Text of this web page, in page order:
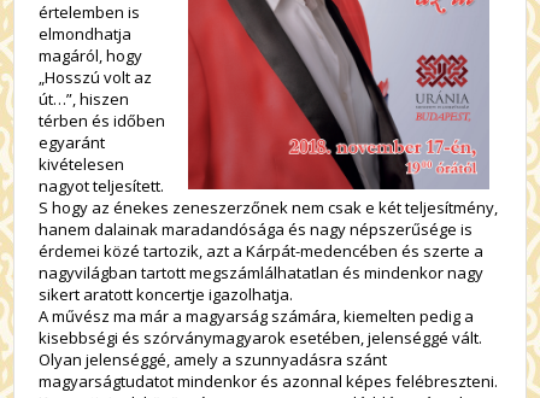
értelemben is
elmondhatja
magáról, hogy
„Hosszú volt az
út…”, hiszen
térben és időben
egyaránt
kivételesen
nagyot teljesített.
S hogy az énekes zeneszerzőnek nem csak e két teljesítmény,
hanem dalainak maradandósága és nagy népszerűsége is
érdemei közé tartozik, azt a Kárpát-medencében és szerte a
nagyvilágban tartott megszámlálhatatlan és mindenkor nagy
sikert aratott koncertje igazolhatja.
A művész ma már a magyarság számára, kiemelten pedig a
kisebbségi és szórványmagyarok esetében, jelenséggé vált.
Olyan jelenséggé, amely a szunnyadásra szánt
magyarságtudatot mindenkor és azonnal képes felébreszteni.